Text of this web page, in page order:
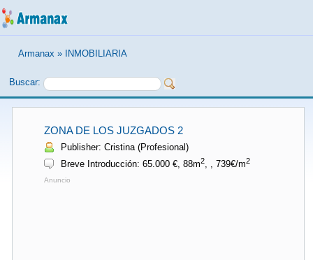
Armanax » INMOBILIARIA
Buscar:
ZONA DE LOS JUZGADOS 2
Publisher: Cristina (Profesional)
Breve Introducción: 65.000 €, 88m2, , 739€/m2
Anuncio